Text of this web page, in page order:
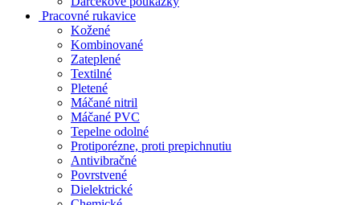
Pracovné rukavice
Kožené
Kombinované
Zateplené
Textilné
Pletené
Máčané nitril
Máčané PVC
Tepelne odolné
Protiporézne, proti prepichnutiu
Antivibračné
Povrstvené
Dielektrické